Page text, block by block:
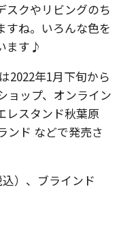
スクやリビングのち
すね。いろんな色を
ます♪
2022年1月下旬から
ョップ、オンライン
レスタンド秋葉原
ンド などで発売さ
）、ブラインド